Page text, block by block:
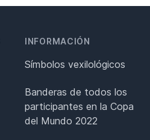
INFORMACIÓN
Símbolos vexilológicos
Banderas de todos los
participantes en la Copa
del Mundo 2022